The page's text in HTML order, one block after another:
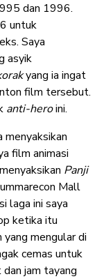
dan 1996.
untuk
Saya
asyik
yang ia ingat
film tersebut.
anti-heroini.
menyaksikan
film animasi
Panji
Mall
laga ini saya
ketika itu
mengular di
cemas untuk
jam tayang